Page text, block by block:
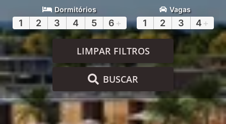
Dormitórios
1 2 3 4 5 6 +
Vagas
1 2 3 4 +
LIMPAR FILTROS
BUSCAR